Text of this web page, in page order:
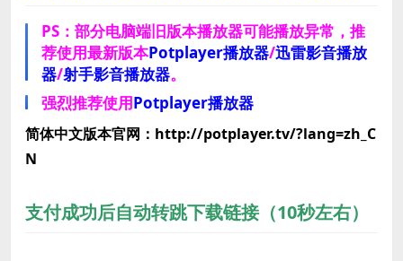
PS：部分电脑端旧版本播放器可能播放异常，推
荐使用最新版本Potplayer播放器/迅雷影音播放
器/射手影音播放器。
强烈推荐使用Potplayer播放器
简体中文版本官网：http://potplayer.tv/?lang=zh_C
N
支付成功后自动转跳下载链接（10秒左右）